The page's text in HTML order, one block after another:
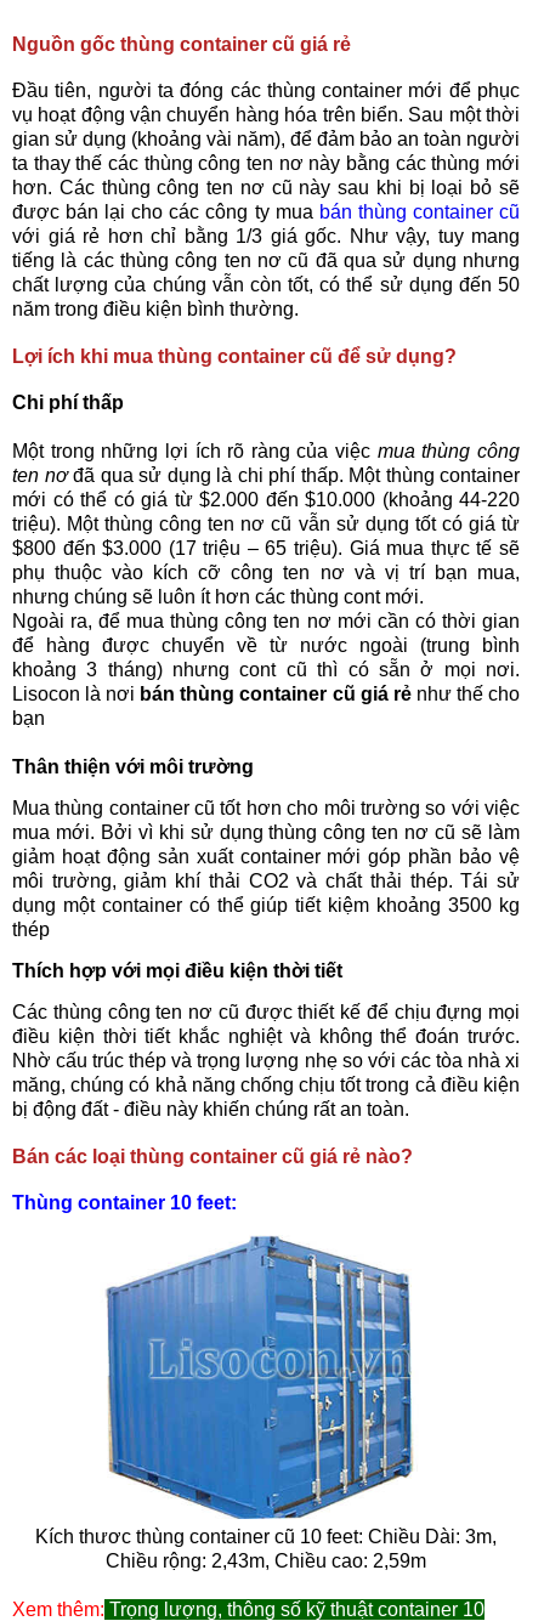
Nguồn gốc thùng container cũ giá rẻ
Đầu tiên, người ta đóng các thùng container mới để phục
vụ hoạt động vận chuyển hàng hóa trên biển. Sau một thời
gian sử dụng (khoảng vài năm), để đảm bảo an toàn người
ta thay thế các thùng công ten nơ này bằng các thùng mới
hơn. Các thùng công ten nơ cũ này sau khi bị loại bỏ sẽ
được bán lại cho các công ty mua bán thùng container cũ
với giá rẻ hơn chỉ bằng 1/3 giá gốc. Như vậy, tuy mang
tiếng là các thùng công ten nơ cũ đã qua sử dụng nhưng
chất lượng của chúng vẫn còn tốt, có thể sử dụng đến 50
năm trong điều kiện bình thường.
Lợi ích khi mua thùng container cũ để sử dụng?
Chi phí thấp
Một trong những lợi ích rõ ràng của việc mua thùng công
ten nơđã qua sử dụng là chi phí thấp. Một thùng container
mới có thể có giá từ $2.000 đến $10.000 (khoảng 44-220
triệu). Một thùng công ten nơ cũ vẫn sử dụng tốt có giá từ
$800 đến $3.000 (17 triệu – 65 triệu). Giá mua thực tế sẽ
phụ thuộc vào kích cỡ công ten nơ và vị trí bạn mua,
nhưng chúng sẽ luôn ít hơn các thùng cont mới.
Ngoài ra, để mua thùng công ten nơ mới cần có thời gian
để hàng được chuyển về từ nước ngoài (trung bình
khoảng 3 tháng) nhưng cont cũ thì có sẵn ở mọi nơi.
Lisocon là nơi bán thùng container cũ giá rẻnhư thế cho
bạn
Thân thiện với môi trường
Mua thùng container cũ tốt hơn cho môi trường so với việc
mua mới. Bởi vì khi sử dụng thùng công ten nơ cũ sẽ làm
giảm hoạt động sản xuất container mới góp phần bảo vệ
môi trường, giảm khí thải CO2 và chất thải thép. Tái sử
dụng một container có thể giúp tiết kiệm khoảng 3500 kg
thép
Thích hợp với mọi điều kiện thời tiết
Các thùng công ten nơ cũ được thiết kế để chịu đựng mọi
điều kiện thời tiết khắc nghiệt và không thể đoán trước.
Nhờ cấu trúc thép và trọng lượng nhẹ so với các tòa nhà xi
măng, chúng có khả năng chống chịu tốt trong cả điều kiện
bị động đất - điều này khiến chúng rất an toàn.
Bán các loại thùng container cũ giá rẻ nào?
Thùng container 10 feet:
Kích thươc thùng container cũ 10 feet: Chiều Dài: 3m,
Chiều rộng: 2,43m, Chiều cao: 2,59m
Xem thêm: Trọng lượng, thông số kỹ thuật container 10